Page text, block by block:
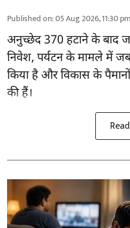
Published on:05 Aug 2026, 11:30 pm
अनुच्छेद 370 हटाने के बाद
निवेश, पर्यटन के मामले में
किया है और विकास के
की हैं।